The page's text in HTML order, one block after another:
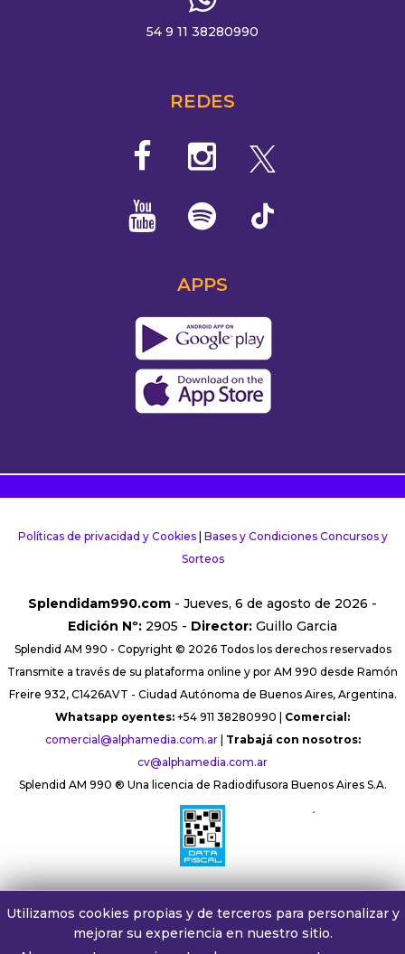
54 9 11 38280990
REDES
APPS
Políticas de privacidad y Cookies| Bases y Condiciones Concursos y
Sorteos
Splendidam990.com - Jueves, 6 de agosto de 2026 -
Edición Nº: 2905 - Director: Guillo Garcia
Splendid AM 990 - Copyright © 2026 Todos los derechos reservados
Transmite a través de su plataforma online y por AM 990 desde Ramón
Freire 932, C1426AVT - Ciudad Autónoma de Buenos Aires, Argentina.
Whatsapp oyentes: +54 911 38280990 | Comercial:
comercial@alphamedia.com.ar| Trabajá con nosotros:
cv@alphamedia.com.ar
Splendid AM 990 ® Una licencia de Radiodifusora Buenos Aires S.A.
´
Utilizamos cookies propias y de terceros para personalizar y
mejorar su experiencia en nuestro sitio.